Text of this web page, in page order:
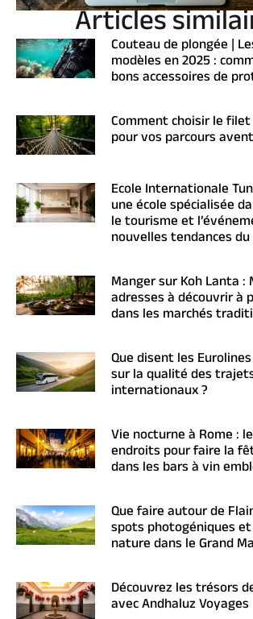
Articles
Couteau de plongée |
modèles en 2025 :
bons accessoires de
Comment choisir le
pour vos parcours
Ecole Internationale
une école spécialisée
le tourisme et
nouvelles tendances
Manger sur Koh Lanta :
adresses à découvrir à
dans les marchés
Que disent les
sur la qualité des
internationaux ?
Vie nocturne à Rome :
endroits pour faire la
dans les bars à vin
Que faire autour de
spots photogéniques
nature dans le Grand
Découvrez les trésors
avec Andhaluz Voyages